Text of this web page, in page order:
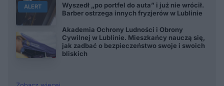
ALERT
Wyszedł „po portfel do auta” i już nie wrócił.
Barber ostrzega innych fryzjerów w Lublinie
Akademia Ochrony Ludności i Obrony
Cywilnej w Lublinie. Mieszkańcy nauczą się,
jak zadbać o bezpieczeństwo swoje i swoich
bliskich